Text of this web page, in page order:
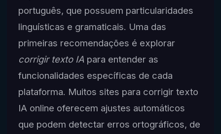
português, que possuem particularidades
linguísticas e gramaticais. Uma das
primeiras recomendações é explorar
corrigir texto IA para entender as
funcionalidades específicas de cada
plataforma. Muitos sites para corrigir texto
IA online oferecem ajustes automáticos
que podem detectar erros ortográficos, de